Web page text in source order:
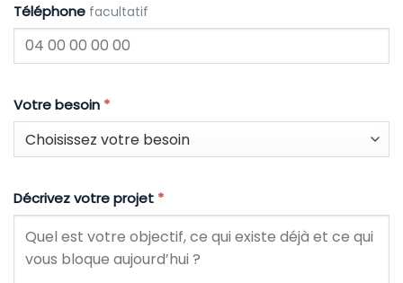
Téléphone facultatif
Votre besoin *
Décrivez votre projet *